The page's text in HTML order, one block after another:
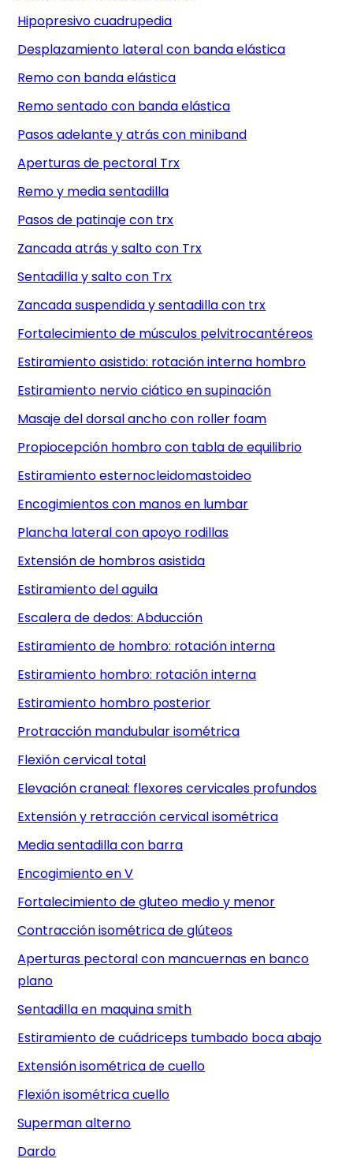
Hipopresivo cuadrupedia
Desplazamiento lateral con banda elástica
Remo con banda elástica
Remo sentado con banda elástica
Pasos adelante y atrás con miniband
Aperturas de pectoral Trx
Remo y media sentadilla
Pasos de patinaje con trx
Zancada atrás y salto con Trx
Sentadilla y salto con Trx
Zancada suspendida y sentadilla con trx
Fortalecimiento de músculos pelvitrocantéreos
Estiramiento asistido: rotación interna hombro
Estiramiento nervio ciático en supinación
Masaje del dorsal ancho con roller foam
Propiocepción hombro con tabla de equilibrio
Estiramiento esternocleidomastoideo
Encogimientos con manos en lumbar
Plancha lateral con apoyo rodillas
Extensión de hombros asistida
Estiramiento del aguila
Escalera de dedos: Abducción
Estiramiento de hombro: rotación interna
Estiramiento hombro: rotación interna
Estiramiento hombro posterior
Protracción mandubular isométrica
Flexión cervical total
Elevación craneal: flexores cervicales profundos
Extensión y retracción cervical isométrica
Media sentadilla con barra
Encogimiento en V
Fortalecimiento de gluteo medio y menor
Contracción isométrica de glúteos
Aperturas pectoral con mancuernas en banco
plano
Sentadilla en maquina smith
Estiramiento de cuádriceps tumbado boca abajo
Extensión isométrica de cuello
Flexión isométrica cuello
Superman alterno
Dardo